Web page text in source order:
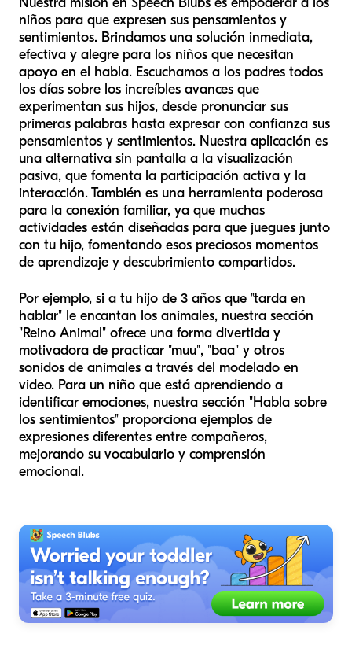
niños para que expresen sus pensamientos y
sentimientos. Brindamos una solución inmediata,
efectiva y alegre para los niños que necesitan
apoyo en el habla. Escuchamos a los padres todos
los días sobre los increíbles avances que
experimentan sus hijos, desde pronunciar sus
primeras palabras hasta expresar con confianza sus
pensamientos y sentimientos. Nuestra aplicación es
una alternativa sin pantalla a la visualización
pasiva, que fomenta la participación activa y la
interacción. También es una herramienta poderosa
para la conexión familiar, ya que muchas
actividades están diseñadas para que juegues junto
con tu hijo, fomentando esos preciosos momentos
de aprendizaje y descubrimiento compartidos.
Por ejemplo, si a tu hijo de 3 años que "tarda en
hablar" le encantan los animales, nuestra sección
"Reino Animal" ofrece una forma divertida y
motivadora de practicar "muu", "baa" y otros
sonidos de animales a través del modelado en
video. Para un niño que está aprendiendo a
identificar emociones, nuestra sección "Habla sobre
los sentimientos" proporciona ejemplos de
expresiones diferentes entre compañeros,
mejorando su vocabulario y comprensión
emocional.